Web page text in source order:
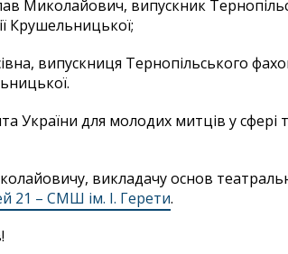
Миколайович, випускник
Крушельницької;
випускниця Тернопільського
України для молодих митців у сфері
викладачу основ
21 – СМШ ім. І. Герети.